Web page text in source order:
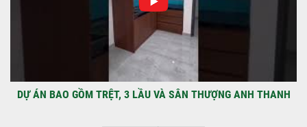
DỰ ÁN BAO GỒM TRỆT, 3 LẦU VÀ SÂN THƯỢNG ANH THANH